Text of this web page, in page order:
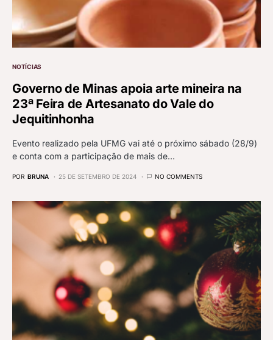
NOTÍCIAS
Governo de Minas apoia arte mineira na
23ª Feira de Artesanato do Vale do
Jequitinhonha
Evento realizado pela UFMG vai até o próximo sábado (28/9)
e conta com a participação de mais de…
POR BRUNA 25 DE SETEMBRO DE 2024 NO COMMENTS